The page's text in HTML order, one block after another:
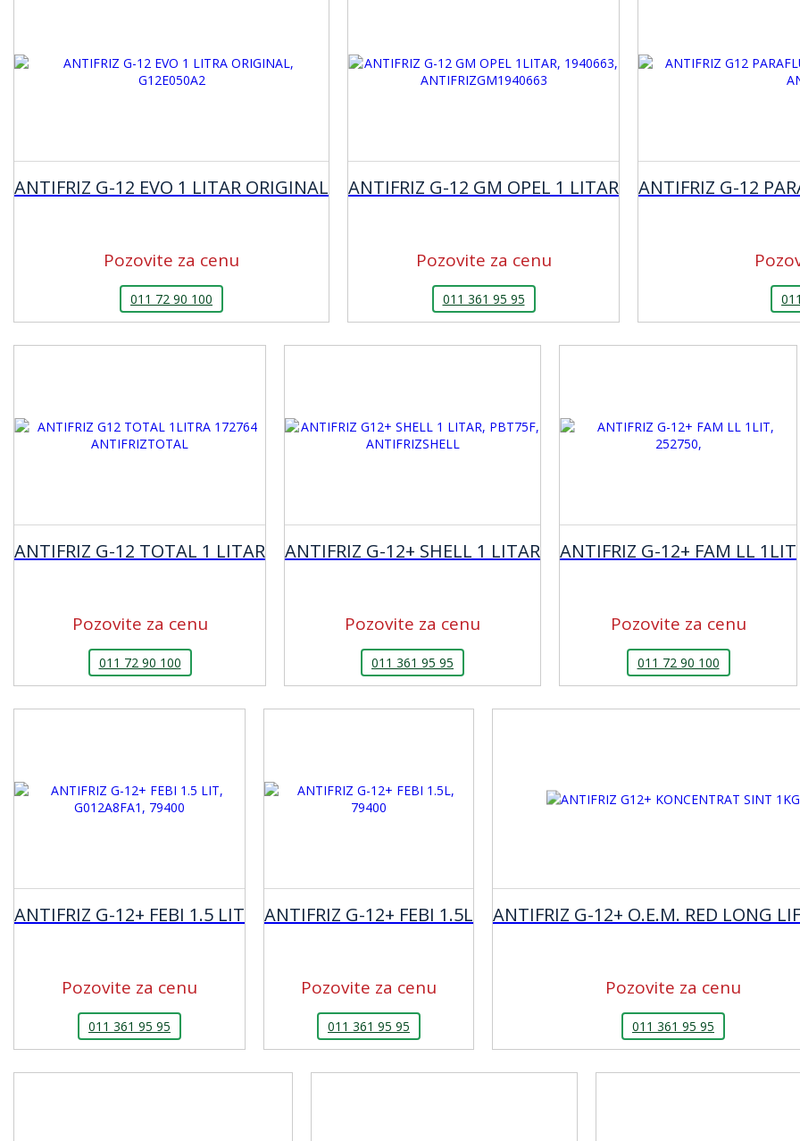
ANTIFRIZ G-12 EVO 1 LITAR ORIGINAL
Pozovite za cenu
011 72 90 100
ANTIFRIZ G-12 GM OPEL 1 LITAR
Pozovite za cenu
011 361 95 95
ANTIFRIZ G-12
ANTIFRIZ G-12 TOTAL 1 LITAR
Pozovite za cenu
011 72 90 100
ANTIFRIZ G-12+ SHELL 1 LITAR
Pozovite za cenu
011 361 95 95
ANTIFRIZ G-12+ FAM LL 1LIT
Pozovite za cenu
011 72 90 100
ANTIFRIZ G-12+ FEBI 1.5 LIT
Pozovite za cenu
011 361 95 95
ANTIFRIZ G-12+ FEBI 1.5L
Pozovite za cenu
011 361 95 95
ANTIFRIZ G-12+ O.E.M. RED LONG
Pozovite za cenu
011 361 95 95